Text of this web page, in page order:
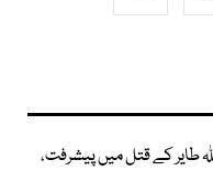
طایر کے قتل میں پیشرفت،